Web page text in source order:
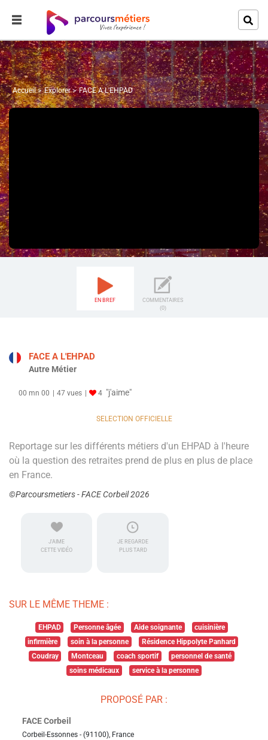
Accueil Explorer FACE A L'EHPAD
EN BREF
COMMENTAIRES
(0)
FACE A L'EHPAD
Autre Métier
00 mn 00 47 vues 4 "j'aime"
SELECTION OFFICIELLE
Reportage sur les différents métiers d'un EHPAD à l'heure
où la question des retraites prend de plus en plus de place
en France.
©Parcoursmetiers - FACE Corbeil 2026
J'AIME
CETTE VIDÉO
JE REGARDE
PLUS TARD
SUR LE MÊME THEME :
EHPAD Personne âgée Aide soignante
cuisinière
infirmière
soin à la personne
Résidence Hippolyte Panhard
Coudray
Montceau coach sportif
personnel de santé
soins médicaux
service à la personne
PROPOSÉ PAR :
FACE Corbeil
Corbeil-Essonnes - (91100), France